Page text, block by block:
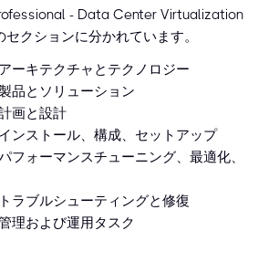
- Data Center Virtualization
クションに分かれています。
ーキテクチャとテクノロジー
品とソリューション
画と設計
ンストール、構成、セットアップ
フォーマンスチューニング、最適化、
ラブルシューティングと修復
理および運用タスク